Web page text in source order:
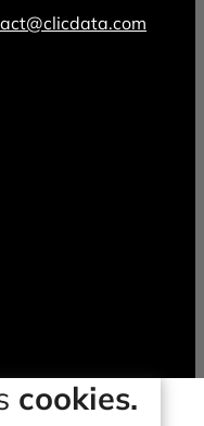
cookies.